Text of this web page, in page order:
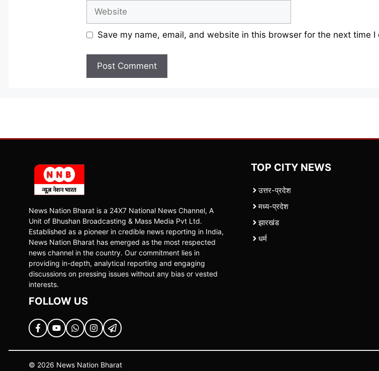
Website
Save my name, email, and website in this browser for the next time I
News Nation Bharat is a 24X7 National News Channel, A
Unit of Bhushan Broadcasting & Mass Media Pvt Ltd.
Established as a pioneer in credible news reporting in India,
News Nation Bharat has emerged as the most respected
news channel in the country. Our commitment lies in
providing in-depth, analytical reporting and engaging
discussions on pressing issues without any bias or vested
interests.
FOLLOW US
TOP CITY NEWS
उत्तर-प्रदेश
मध्य-प्रदेश
झारखंड
धर्म
© 2026 News Nation Bharat